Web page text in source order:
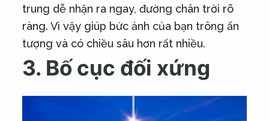
trung dễ nhận ra ngay, đường chân trời rõ
ràng. Vì vậy giúp bức ảnh của bạn trông ấn
tượng và có chiều sâu hơn rất nhiều.
3. Bố cục đối xứng